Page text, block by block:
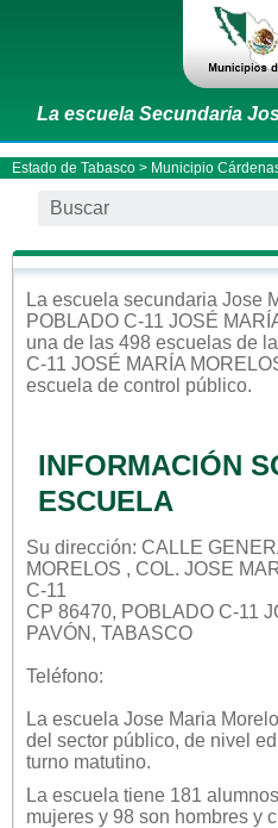
La escuela Secundaria
Estado de Tabasco > Municipio
La escuela secundaria Jose
POBLADO C-11 JOSÉ
una de las 498 escuelas de
C-11 JOSÉ MARÍA
escuela de control público.
INFORMACIÓN
ESCUELA
Su dirección: CALLE
MORELOS , COL. JOSE
C-11
CP 86470, POBLADO C-11
PAVÓN, TABASCO
Teléfono:
La escuela Jose Maria
del sector público, de nivel
turno matutino.
La escuela tiene 181
mujeres y 98 son hombres y